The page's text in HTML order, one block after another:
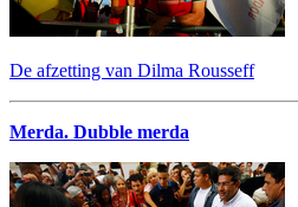
De afzetting van Dilma Rousseff
Merda. Dubble merda